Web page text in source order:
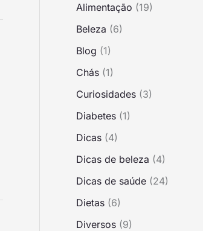
Alimentação (19)
Beleza (6)
Blog (1)
Chás (1)
Curiosidades (3)
Diabetes (1)
Dicas (4)
Dicas de beleza (4)
Dicas de saúde (24)
Dietas (6)
Diversos (9)